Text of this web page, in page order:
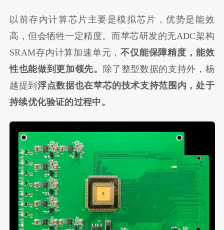
以前存内计算芯片主要是模拟芯片，优势是能效
高，但会牺牲一定精度。而苹芯研发的无ADC架构
SRAM存内计算加速单元，不仅能保障精度，能效
性也能做到更加领先。
除了整型数据的支持外，杨
越提到浮点数据也在苹芯的技术支持范围内，处于
持续优化验证的过程中。